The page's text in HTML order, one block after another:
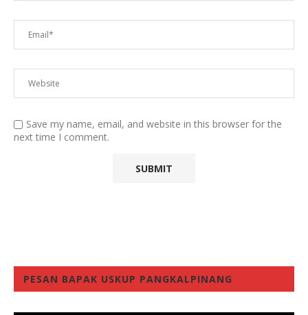
Save my name, email, and website in this browser for the
next time I comment.
PESAN BAPAK USKUP PANGKALPINANG